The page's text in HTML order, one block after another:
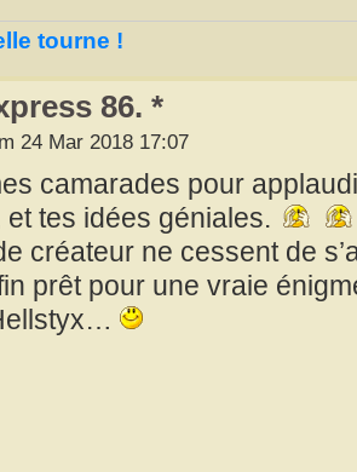
tourne !
86. *
24 Mar 2018 17:07
camarades pour
tes idées géniales.
créateur ne cessent de
prêt pour une vraie